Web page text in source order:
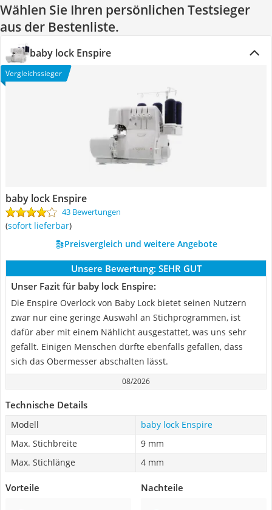
Wählen Sie Ihren persönlichen Testsieger
aus der Bestenliste.
baby lock Enspire
Vergleichssieger
baby lock Enspire
43 Bewertungen
( sofort lieferbar)
Preisvergleich und weitere Angebote
Unsere Bewertung: SEHR GUT
Unser Fazit für baby lock Enspire:
Die Enspire Overlock von Baby Lock bietet seinen Nutzern
zwar nur eine geringe Auswahl an Stichprogrammen, ist
dafür aber mit einem Nählicht ausgestattet, was uns sehr
gefällt. Einigen Menschen dürfte ebenfalls gefallen, dass
sich das Obermesser abschalten lässt.
08/2026
Technische Details
Modell
baby lock Enspire
Max. Stichbreite
9 mm
Max. Stichlänge
4 mm
Vorteile Nachteile